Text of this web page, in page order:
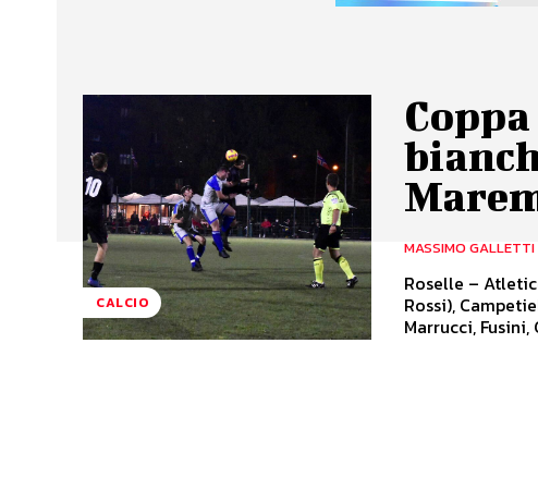
CALCIO
MASSIMO GALLETTI
Roselle –
Rossi),
Marrucci, Fusini,